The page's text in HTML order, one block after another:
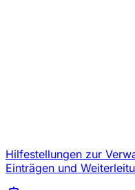
Hilfestellungen zur
Einträgen und